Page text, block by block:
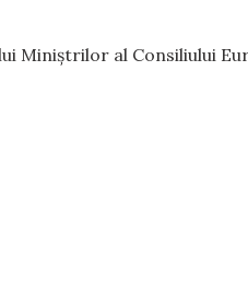
Miniștrilor al Consiliului